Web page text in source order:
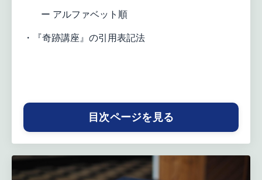
ー アルファベット順
・『奇跡講座』の引用表記法
目次ページを見る